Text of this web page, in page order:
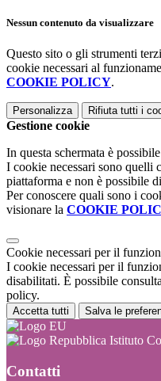
Nessun contenuto da visualizzare
Questo sito o gli strumenti
cookie necessari al
COOKIE POLICY.
Personalizza Rifiuta tutti i
Gestione cookie
In questa schermata è
I cookie necessari sono quelli
piattaforma e non è possibile
Per conoscere quali sono i
visionare la COOKIE
Cookie necessari per il
I cookie necessari per il
disabilitati. È possibile
policy.
Accetta tutti Salva le
Istituto
Contatti